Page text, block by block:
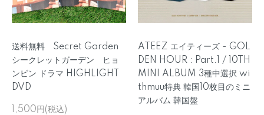
送料無料 Secret Garden
シークレットガーデン ヒョ
ンビン ドラマ HIGHLIGHT
DVD
1,500円(税込)
ATEEZ エイティーズ - GOL
DEN HOUR : Part.1 / 10TH
MINI ALBUM 3種中選択 wi
thmuu特典 韓国10枚目のミニ
アルバム 韓国盤